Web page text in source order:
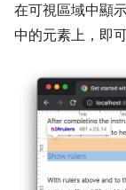
在可視區域中顯
中的元素上，即